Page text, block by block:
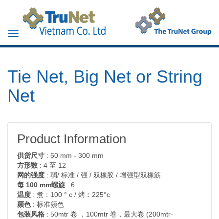
Toggle
navigation
Tie Net, Big Net or String
Net
Product Information
供货尺寸 : 50 mm - 300 mm
方形数 : 4 至 12
网的强度 : 弱/ 标准 / 强 / 双橡胶 / 增强型双橡筋
每 100 mm螺旋 : 6
温度 : 煮：100 ° c / 烤︰225°c
颜色 : 标准颜色
包装风格 : 50mtr 卷 ，100mtr 卷，最大卷 (200mtr-